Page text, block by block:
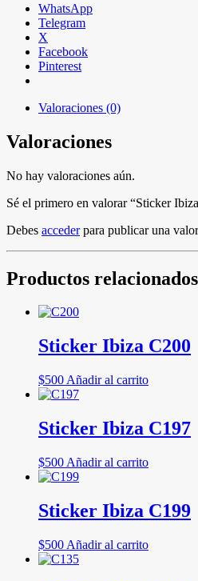
WhatsApp
Telegram
X
Facebook
Pinterest
Valoraciones (0)
Valoraciones
No hay valoraciones aún.
Sé el primero en valorar “Sticker
Debes accederpara publicar una
Productos relacionados
Sticker Ibiza C200
$500 Añadir al carrito
Sticker Ibiza C197
$500 Añadir al carrito
Sticker Ibiza C199
$500 Añadir al carrito